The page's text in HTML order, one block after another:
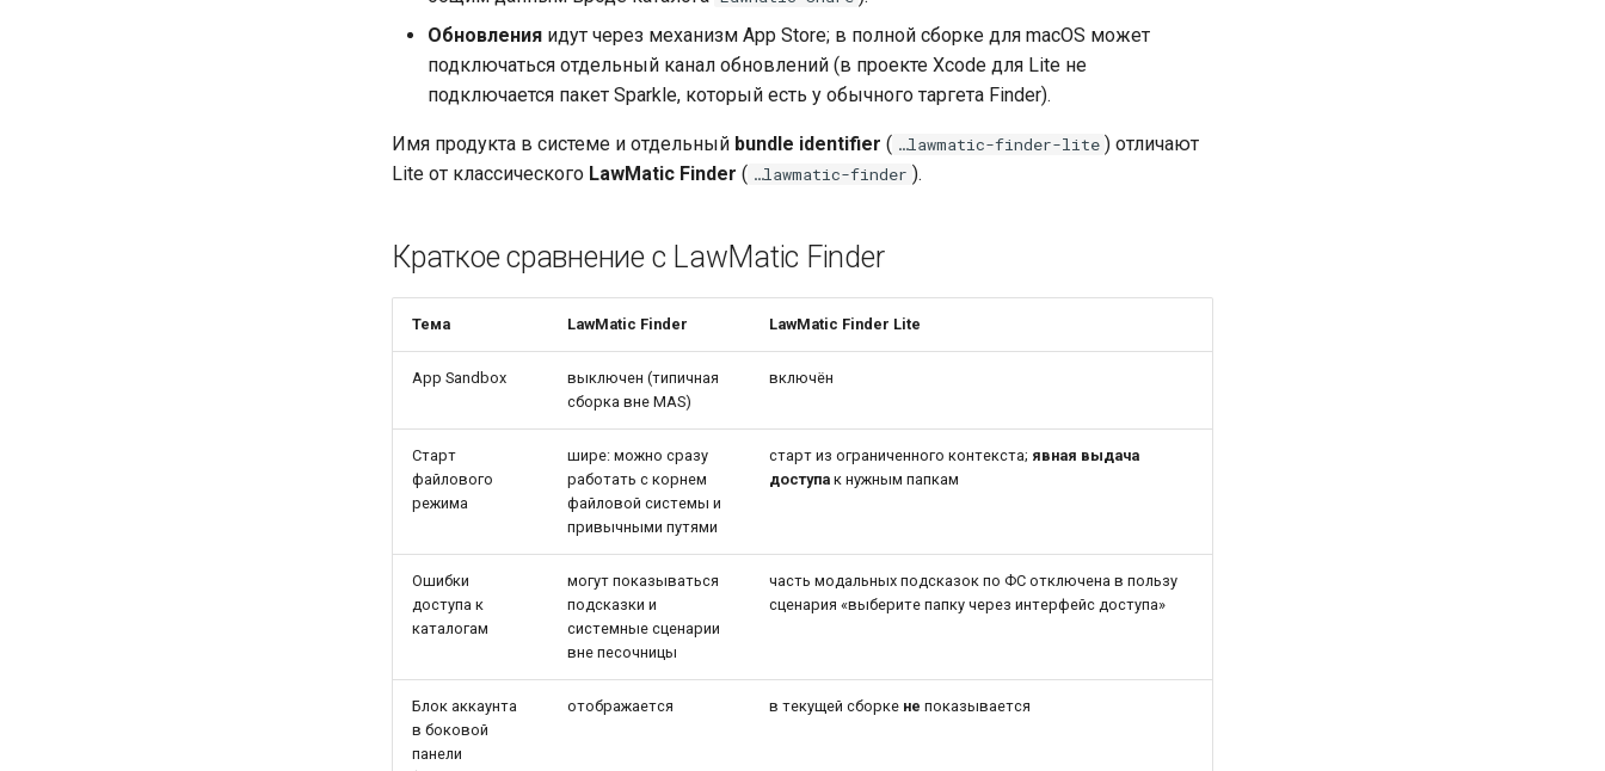
Обновления идут через механизм App Store; в полной сборке для macOS может
подключаться отдельный канал обновлений (в проекте Xcode для Lite не
подключается пакет Sparkle, который есть у обычного таргета Finder).
Имя продукта в системе и отдельный bundle identifier ( …lawmatic-finder-lite ) отличают
Lite от классического LawMatic Finder ( …lawmatic-finder ).
Краткое сравнение с LawMatic Finder
Тема LawMatic Finder LawMatic Finder Lite
App Sandbox
выключен (типичная
сборка вне MAS)
включён
Старт
файлового
режима
шире: можно сразу
работать с корнем
файловой системы и
привычными путями
старт из ограниченного контекста; явная выдача
доступа к нужным папкам
Ошибки
доступа к
каталогам
могут показываться
подсказки и
системные сценарии
вне песочницы
часть модальных подсказок по ФС отключена в пользу
сценария «выберите папку через интерфейс доступа»
Блок аккаунта
в боковой
панели
отображается в текущей сборке не показывается